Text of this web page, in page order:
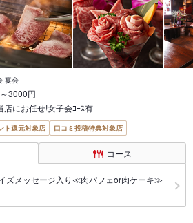
宴会
3000円
にお任せ!女子会ｺｰｽ有
ト還元対象店 口コミ投稿特典対象店
コース
ズメッセージ入り≪肉パフェor肉ケーキ≫